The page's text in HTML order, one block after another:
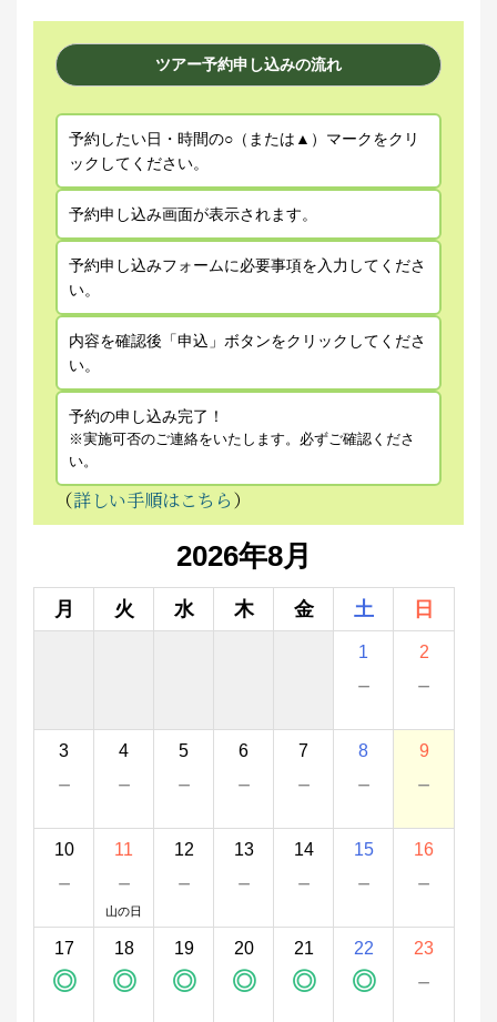
ツアー予約申し込みの流れ
予約したい日・時間の○（または▲）マークをクリ
ックしてください。
予約申し込み画面が表示されます。
予約申し込みフォームに必要事項を入力してくださ
い。
内容を確認後「申込」ボタンをクリックしてくださ
い。
予約の申し込み完了！
※実施可否のご連絡をいたします。必ずご確認くださ
い。
（詳しい手順はこちら）
2026年8月
月 火 水 木 金 土 日
1
－
2
－
3
－
4
－
5
－
6
－
7
－
8
－
9
－
10
－
11
－
山の日
12
－
13
－
14
－
15
－
16
－
17
◎
18
◎
19
◎
20
◎
21
◎
22
◎
23
－